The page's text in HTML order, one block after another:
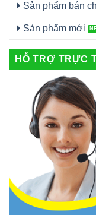
Sản phẩm bán
Sản phẩm mới
HỖ TRỢ TRỰC